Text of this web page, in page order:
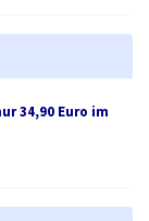
34,90 Euro im